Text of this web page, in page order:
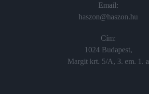
Email:
haszon@haszon.hu
Cím:
1024 Budapest,
Margit krt. 5/A, 3. em. 1. a